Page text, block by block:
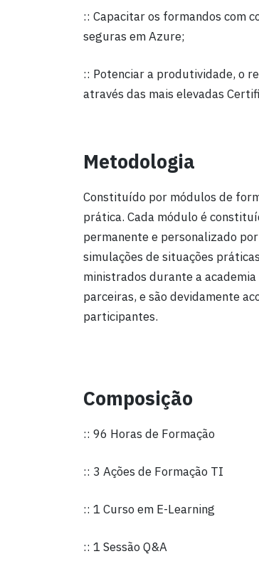
:: Capacitar os formandos com
seguras em Azure;
:: Potenciar a produtividade, o
através das mais elevadas
Metodologia
Constituído por módulos de
prática. Cada módulo é
permanente e personalizado
simulações de situações
ministrados durante a
parceiras, e são devidamente
participantes.
Composição
:: 96 Horas de Formação
:: 3 Ações de Formação TI
:: 1 Curso em E-Learning
:: 1 Sessão Q&A